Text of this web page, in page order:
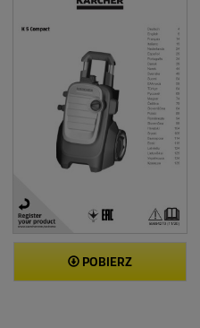
POBIERZ